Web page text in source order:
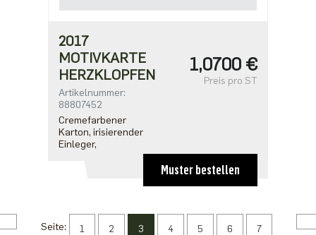
2017
MOTIVKARTE
HERZKLOPFEN
Artikelnummer:
88807452
Cremefarbener
Karton, irisierender
Einleger,
1,0700 €
Preis pro ST
Muster bestellen
Seite: 1 2 3 4 5 6 7